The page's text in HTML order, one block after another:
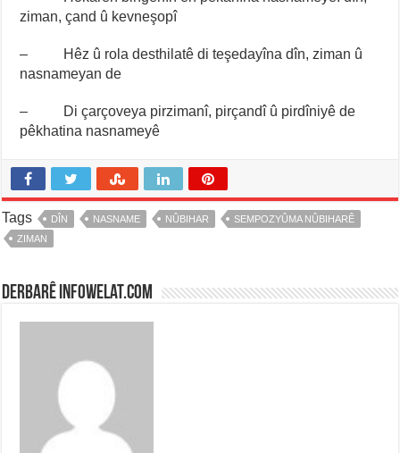
ziman, çand û kevneşopî
– Hêz û rola desthilatê di teşedayîna dîn, ziman û
nasnameyan de
– Di çarçoveya pirzimanî, pirçandî û pirdîniyê de
pêkhatina nasnameyê
Tags DÎN NASNAME NÛBIHAR
SEMPOZYÛMA NÛBIHARÊ
ZIMAN
Derbarê infowelat.com